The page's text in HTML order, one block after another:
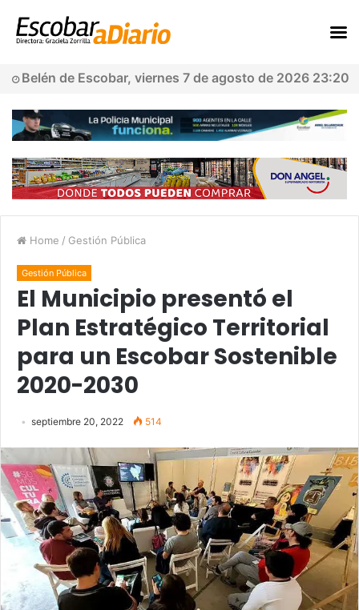
Belén de Escobar, viernes 7 de agosto de 2026 23:20
Home / Gestión Pública
Gestión Pública
El Municipio presentó el
Plan Estratégico Territorial
para un Escobar Sostenible
2020-2030
septiembre 20, 2022 514